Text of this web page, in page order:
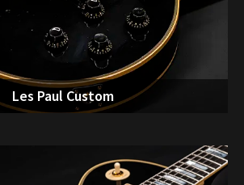
Les Paul Custom